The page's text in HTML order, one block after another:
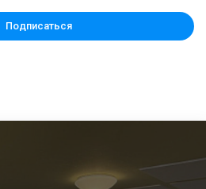
Подписаться